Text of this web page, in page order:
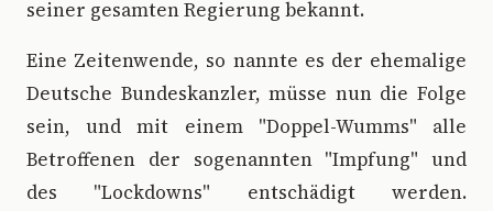
seiner gesamten Regierung bekannt.
Eine Zeitenwende, so nannte es der ehemalige
Deutsche Bundeskanzler, müsse nun die Folge
sein, und mit einem "Doppel-Wumms" alle
Betroffenen der sogenannten "Impfung" und
des "Lockdowns" entschädigt werden.